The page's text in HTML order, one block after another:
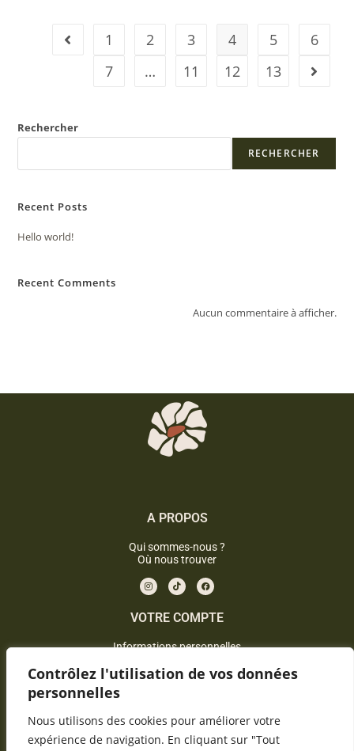
Contrôlez l'utilisation de vos données
personnelles
Nous utilisons des cookies pour améliorer votre
expérience de navigation. En cliquant sur "Tout
1 2 3 4 5
6
7
… 11 12 13
Rechercher
RECHERCHER
Recent Posts
Hello world!
Recent Comments
Aucun commentaire à afficher.
A PROPOS
Qui sommes-nous ?
Où nous trouver
VOTRE COMPTE
Informations personnelles
Ma wishlist
Mentions légales
CGV